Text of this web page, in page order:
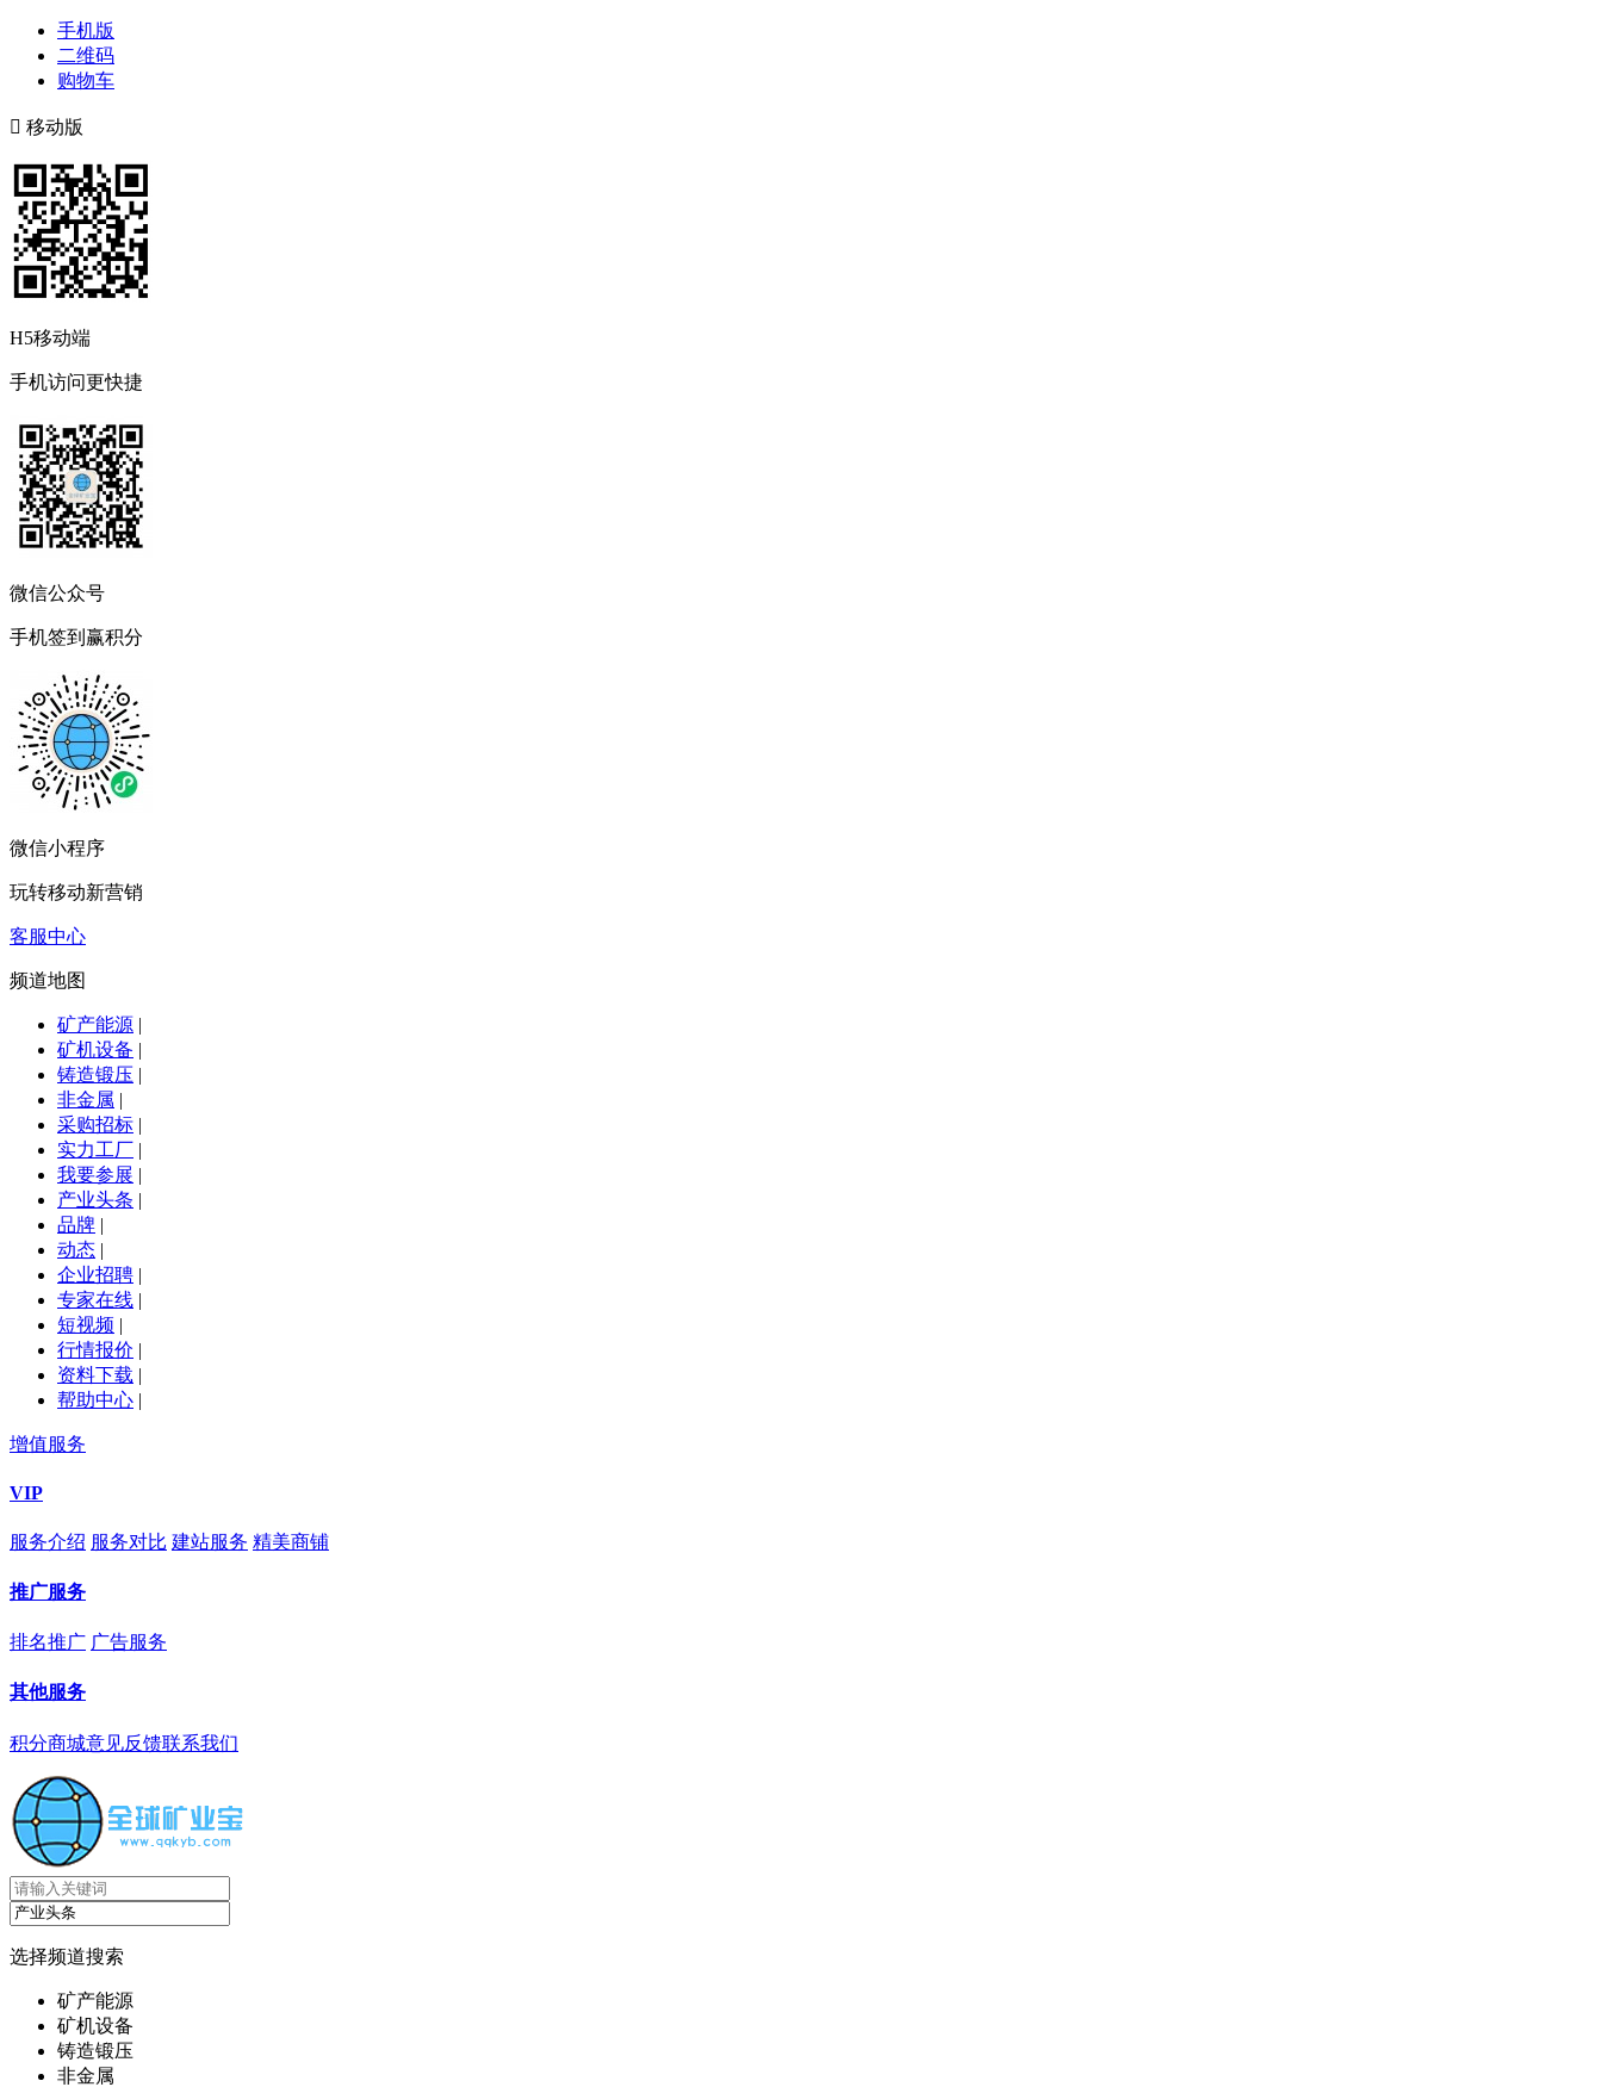
手机版
二维码
购物车
 移动版
H5移动端
手机访问更快捷
微信公众号
手机签到赢积分
微信小程序
玩转移动新营销
客服中心
频道地图
矿产能源 |
矿机设备 |
铸造锻压 |
非金属 |
采购招标 |
实力工厂 |
我要参展 |
产业头条 |
品牌 |
动态 |
企业招聘 |
专家在线 |
短视频 |
行情报价 |
资料下载 |
帮助中心 |
增值服务
VIP
服务介绍 服务对比 建站服务 精美商铺
推广服务
排名推广 广告服务
其他服务
积分商城意见反馈联系我们
选择频道搜索
矿产能源
矿机设备
铸造锻压
非金属